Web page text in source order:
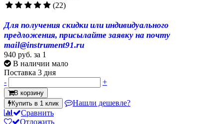
(22)
Для получения скидки или индивидуального
предложения, присылайте заявку на почту
mail@instrument91.ru
940 руб. за 1
В наличии мало
Поставка 3 дня
-
+
В корзину
Купить в 1 клик
Нашли дешевле?
Сравнить
Отложить